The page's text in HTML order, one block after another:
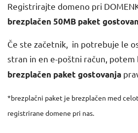
Registrirajte domeno pri
brezplačen 50MB paket
Če ste začetnik, in potrebuje le
stran in en e-poštni račun, potem
brezplačen paket gostovanja
*brezplačni paket je brezplačen med
registrirane domene pri nas.